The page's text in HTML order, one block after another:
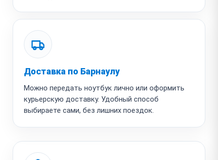
Доставка по Барнаулу
Можно передать ноутбук лично или оформить
курьерскую доставку. Удобный способ
выбираете сами, без лишних поездок.